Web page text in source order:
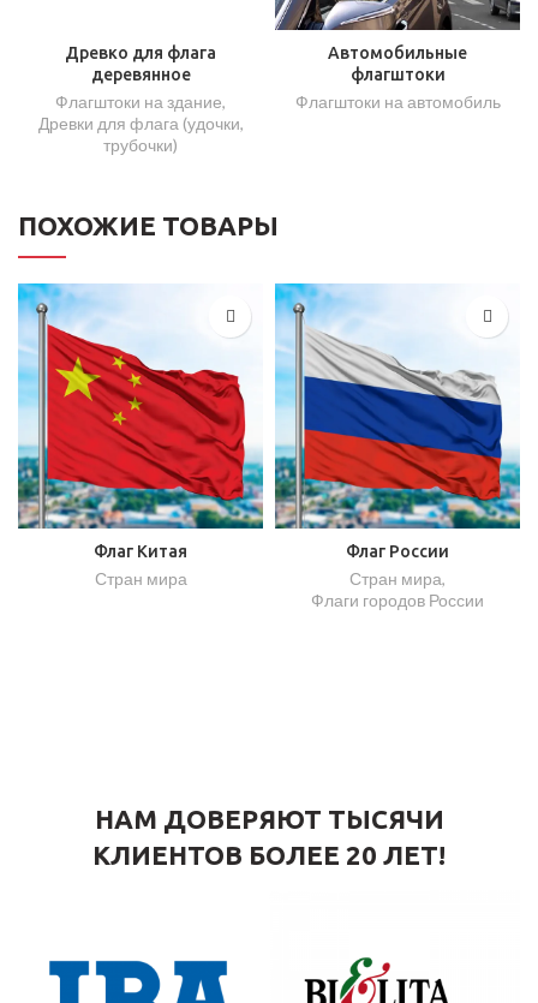
Древко для флага
деревянное
Флагштоки на здание,
Древки для флага (удочки,
трубочки)
Автомобильные
флагштоки
Флагштоки на автомобиль
ПОХОЖИЕ ТОВАРЫ
Флаг Китая
Стран мира
Флаг России
Стран мира,
Флаги городов России
НАМ ДОВЕРЯЮТ ТЫСЯЧИ
КЛИЕНТОВ БОЛЕЕ 20 ЛЕТ!